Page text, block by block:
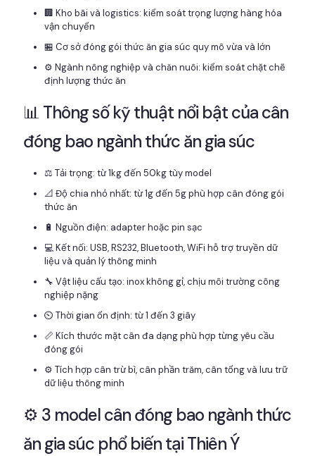
🏢 Kho bãi và logistics: kiểm soát trọng lượng hàng hóa
vận chuyển
🏪 Cơ sở đóng gói thức ăn gia súc quy mô vừa và lớn
⚙️ Ngành nông nghiệp và chăn nuôi: kiểm soát chặt chẽ
định lượng thức ăn
📊 Thông số kỹ thuật nổi bật của cân
đóng bao ngành thức ăn gia súc
⚖️ Tải trọng: từ 1kg đến 50kg tùy model
📐 Độ chia nhỏ nhất: từ 1g đến 5g phù hợp cân đóng gói
thức ăn
🔋 Nguồn điện: adapter hoặc pin sạc
💻 Kết nối: USB, RS232, Bluetooth, WiFi hỗ trợ truyền dữ
liệu và quản lý thông minh
🔧 Vật liệu cấu tạo: inox không gỉ, chịu môi trường công
nghiệp nặng
⏲️ Thời gian ổn định: từ 1 đến 3 giây
📏 Kích thước mặt cân đa dạng phù hợp từng yêu cầu
đóng gói
⚙️ Tích hợp cân trừ bì, cân phần trăm, cân tổng và lưu trữ
dữ liệu thông minh
⚙️ 3 model cân đóng bao ngành thức
ăn gia súc phổ biến tại Thiên Ý